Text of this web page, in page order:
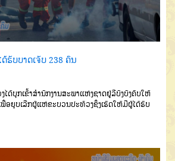
ຮັບບາດເຈັບ 238 ຄົນ
ດ້ບຸກເຂົ້າສຳນັກງານສະພາແຫ່ງຊາດຢູ່ລີບັງບັງຄັບໃຫ້
ພື່ອຍຸບເລີກຜູ້ແຫ່ຂະບວນປະທ້ວງຊຶ່ງເຮັດໃຫ້ມີຜູ້ໄດ້ຮັບ